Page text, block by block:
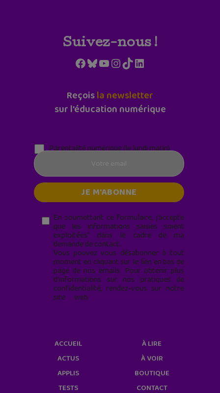
Suivez-nous !
Facebook
Bluesky
YouTube
Instagram
TikTokLinkedIn
Reçoisla newsletter
sur l'éducation numérique
Parentalité numérique (le lundi matin)
En soumettant ce formulaire, j’accepte
que les informations saisies soient
exploitées* dans le cadre de ma
demande de contact.
Vous pouvez vous désabonner à tout
moment en cliquant sur le lien en bas de
page de nos emails. Pour obtenir plus
d'informations sur nos pratiques de
confidentialité, rendez-vous sur notre
site web
ACCUEIL
ACTUS
APPLIS
TESTS
À LIRE
À VOIR
BOUTIQUE
CONTACT